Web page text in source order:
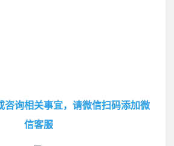
咨询相关事宜，请微信扫码添加微
信客服